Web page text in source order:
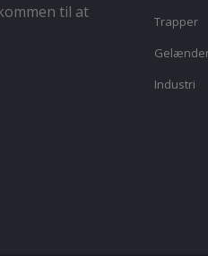
til at
Trapper
Industri